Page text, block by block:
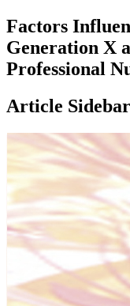
Factors
Generation X
Professional
Article Sidebar